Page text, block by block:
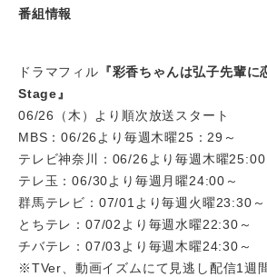
番組情報
ドラマフィル 『彩香ちゃんは弘子先輩
Stage』
06/26（木）より順次放送スタート
MBS：06/26より毎週木曜25：29～
テレビ神奈川：06/26より毎週木曜25:00
テレ玉：06/30より毎週月曜24:00～
群馬テレビ：07/01より毎週火曜23:30～
とちテレ：07/02より毎週水曜22:30～
チバテレ：07/03より毎週木曜24:30～
※TVer、動画イズムにて見逃し配信1週